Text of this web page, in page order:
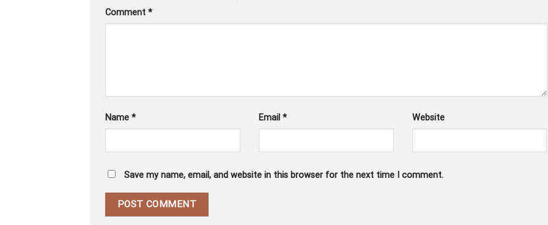
Comment *
Name * Email * Website
Save my name, email, and website in this browser for the next time I comment.